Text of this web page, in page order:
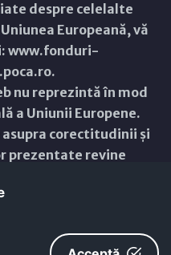
despre celelalte
Europeană, vă
www.fonduri-
.
nu reprezintă în mod
a Uniunii Europene.
corectitudinii și
prezentate revine